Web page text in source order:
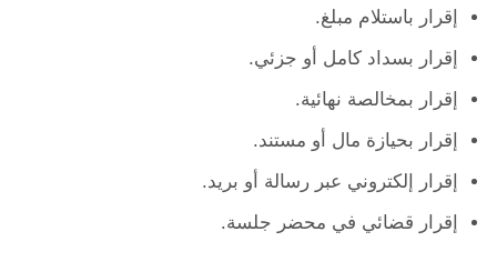
إقرار باستلام مبلغ.
إقرار بسداد كامل أو جزئي.
إقرار بمخالصة نهائية.
إقرار بحيازة مال أو مستند.
إقرار إلكتروني عبر رسالة أو بريد.
إقرار قضائي في محضر جلسة.